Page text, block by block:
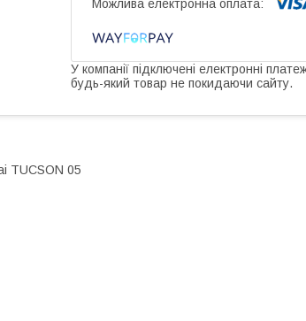
У компанії підключені електронні
будь-який товар не покидаючи сайту.
TUCSON 05